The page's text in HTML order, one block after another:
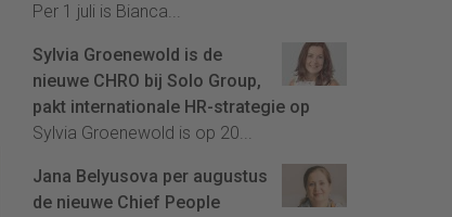
Per 1 juli is Bianca...
Sylvia Groenewold is de
nieuwe CHRO bij Solo Group,
pakt internationale HR-strategie op
Sylvia Groenewold is op 20...
Jana Belyusova per augustus
de nieuwe Chief People